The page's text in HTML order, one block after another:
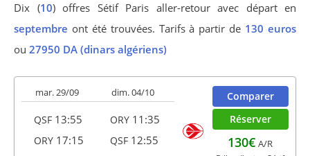
Dix (10) offres Sétif Paris aller-retour avec départ en
septembre ont été trouvées. Tarifs à partir de 130 euros
ou 27950 DA (dinars algériens)
mar. 29/09
QSF 13:55
ORY 17:15
dim. 04/10
ORY 11:35
QSF 12:55
Comparer
Réserver
130€ A/R